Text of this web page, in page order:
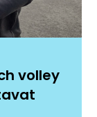
volley